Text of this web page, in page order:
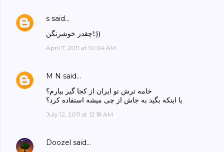
s said…
چقدر خوشرنگن!:))
April 7, 2011 at 10:04 AM
M N said…
خامه ترش تو ایران از کجا گیر بیارم؟
یا اینکه بگید به جاش از چی میشه استفاده کرد؟
July 12, 2011 at 12:18 AM
Doozel said…